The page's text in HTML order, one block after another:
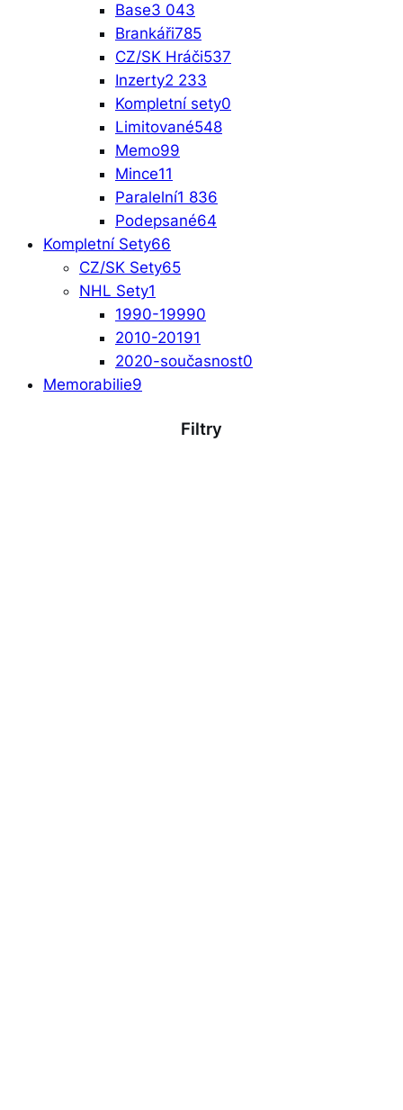
Base3 043
Brankáři785
CZ/SK Hráči537
Inzerty2 233
Kompletní sety0
Limitované548
Memo99
Mince11
Paralelní1 836
Podepsané64
Kompletní Sety66
CZ/SK Sety65
NHL Sety1
1990-19990
2010-20191
2020-současnost0
Memorabilie9
Filtry